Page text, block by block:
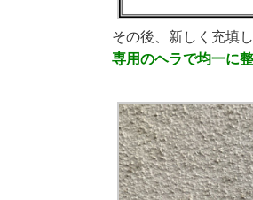
その後、新しく充填
専用のヘラで均一に